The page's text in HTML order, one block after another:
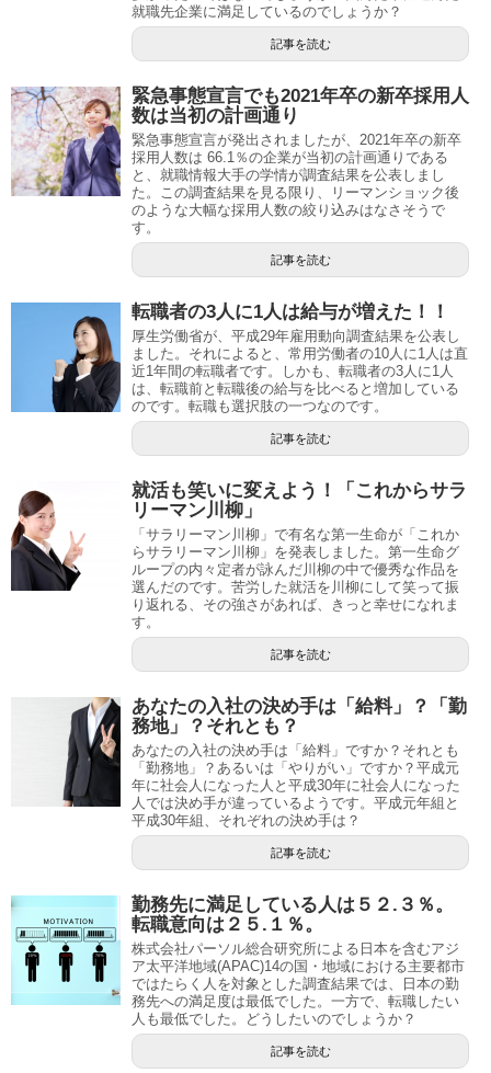
就職先企業に満足しているのでしょうか？
記事を読む
緊急事態宣言でも2021年卒の新卒採用人
数は当初の計画通り
緊急事態宣言が発出されましたが、2021年卒の新卒
採用人数は 66.1％の企業が当初の計画通りである
と、就職情報大手の学情が調査結果を公表しまし
た。この調査結果を見る限り、リーマンショック後
のような大幅な採用人数の絞り込みはなさそうで
す。
記事を読む
転職者の3人に1人は給与が増えた！！
厚生労働省が、平成29年雇用動向調査結果を公表し
ました。それによると、常用労働者の10人に1人は直
近1年間の転職者です。しかも、転職者の3人に1人
は、転職前と転職後の給与を比べると増加している
のです。転職も選択肢の一つなのです。
記事を読む
就活も笑いに変えよう！「これからサラ
リーマン川柳」
「サラリーマン川柳」で有名な第一生命が「これか
らサラリーマン川柳」を発表しました。第一生命グ
ループの内々定者が詠んだ川柳の中で優秀な作品を
選んだのです。苦労した就活を川柳にして笑って振
り返れる、その強さがあれば、きっと幸せになれま
す。
記事を読む
あなたの入社の決め手は「給料」？「勤
務地」？それとも？
あなたの入社の決め手は「給料」ですか？それとも
「勤務地」？あるいは「やりがい」ですか？平成元
年に社会人になった人と平成30年に社会人になった
人では決め手が違っているようです。平成元年組と
平成30年組、それぞれの決め手は？
記事を読む
勤務先に満足している人は５２.３％。
転職意向は２５.１％。
株式会社パーソル総合研究所による日本を含むアジ
ア太平洋地域(APAC)14の国・地域における主要都市
ではたらく人を対象とした調査結果では、日本の勤
務先への満足度は最低でした。一方で、転職したい
人も最低でした。どうしたいのでしょうか？
記事を読む